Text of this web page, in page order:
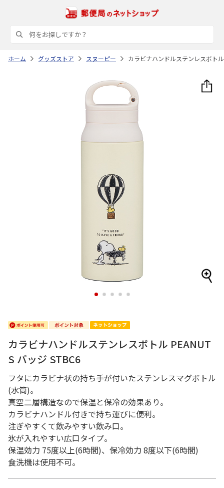
ホーム グッズストア スヌーピー カラビナハンドルステンレスボト
1 2 3 4 5
カラビナハンドルステンレスボトル PEANUT
S バッジ STBC6
フタにカラビナ状の持ち手が付いたステンレスマグボトル
(水筒)。
真空二層構造なので保温と保冷の効果あり。
カラビナハンドル付きで持ち運びに便利。
注ぎやすくて飲みやすい飲み口。
氷が入れやすい広口タイプ。
保温効力 75度以上(6時間)、保冷効力 8度以下(6時間)
食洗機は使用不可。